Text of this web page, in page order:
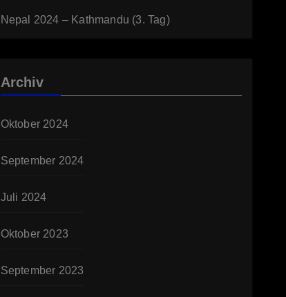
Nepal 2024 – Kathmandu (3. Tag)
Archiv
Oktober 2024
September 2024
Juli 2024
Oktober 2023
September 2023